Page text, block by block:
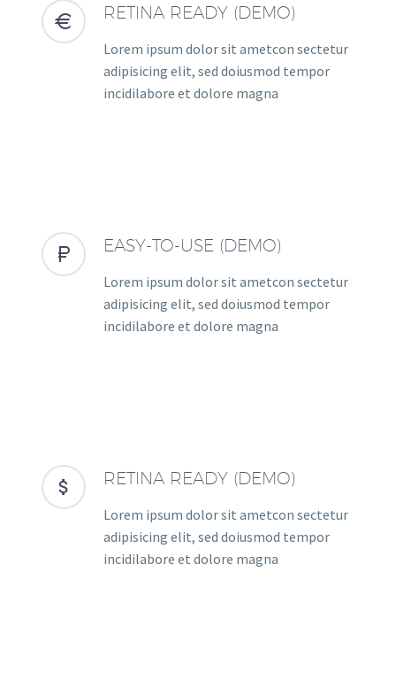

 RETINA READY (DEMO)
Lorem ipsum dolor sit ametcon sectetur
adipisicing elit, sed doiusmod tempor
incidilabore et dolore magna

 EASY-TO-USE (DEMO)
Lorem ipsum dolor sit ametcon sectetur
adipisicing elit, sed doiusmod tempor
incidilabore et dolore magna

 RETINA READY (DEMO)
Lorem ipsum dolor sit ametcon sectetur
adipisicing elit, sed doiusmod tempor
incidilabore et dolore magna